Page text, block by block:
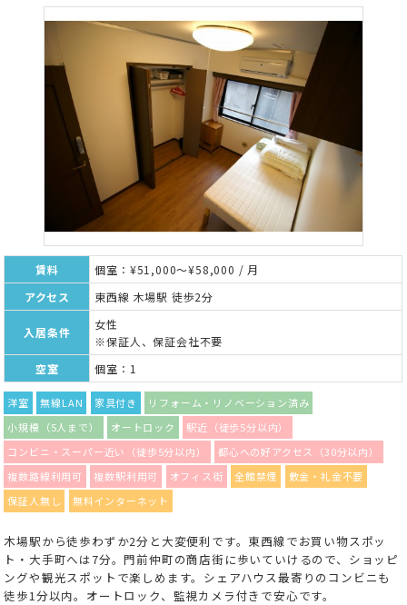
賃料
個室：¥51,000～¥58,000 / 月
アクセス
東西線 木場駅 徒歩2分
入居条件
女性
※保証人、保証会社不要
空室
個室：1
洋室 無線LAN 家具付き
リフォーム・リノベーション済み
小規模（5人まで）
オートロック
駅近（徒歩5分以内）
コンビニ・スーパー近い（徒歩5分以内）
都心への好アクセス（30分以内）
複数路線利用可
複数駅利用可 オフィス街 全館禁煙
敷金・礼金不要
保証人無し
無料インターネット
木場駅から徒歩わずか2分と大変便利です。東西線でお買い物スポッ
ト・大手町へは7分。門前仲町の商店街に歩いていけるので、ショッピ
ングや観光スポットで楽しめます。シェアハウス最寄りのコンビニも
徒歩1分以内。オートロック、監視カメラ付きで安心です。